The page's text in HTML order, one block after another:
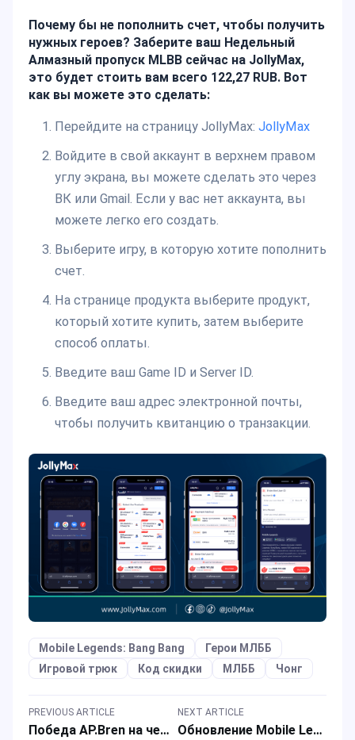
Почему бы не пополнить счет, чтобы получить
нужных героев? Заберите ваш Недельный
Алмазный пропуск MLBB сейчас на JollyMax,
это будет стоить вам всего 122,27 RUB. Вот
как вы можете это сделать:
Перейдите на страницу JollyMax: JollyMax
Войдите в свой аккаунт в верхнем правом
углу экрана, вы можете сделать это через
ВК или Gmail. Если у вас нет аккаунта, вы
можете легко его создать.
Выберите игру, в которую хотите пополнить
счет.
На странице продукта выберите продукт,
который хотите купить, затем выберите
способ оплаты.
Введите ваш Game ID и Server ID.
Введите ваш адрес электронной почты,
чтобы получить квитанцию о транзакции.
Mobile Legends: Bang Bang
Герои МЛББ
Игровой трюк
Код скидки МЛББ Чонг
PREVIOUS ARTICLE
Победа AP.Bren на чемпионате мира M5 закрепляет наследие филиппинского доминирования в MLBB
NEXT ARTICLE
Обновление Mobile Legends 1.8.46: настройки героев, захватывающие события и многое другое